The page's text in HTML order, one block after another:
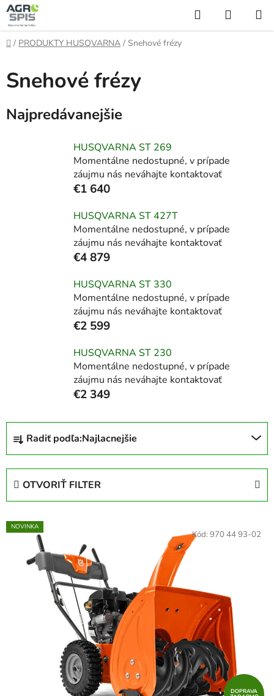
Prejsť
na
obsah
Hľadať
KOŠÍK
Domov
/ PRODUKTY HUSQVARNA / Snehové frézy
Snehové frézy
Najpredávanejšie
HUSQVARNA ST 269
Momentálne nedostupné, v prípade
záujmu nás neváhajte kontaktovať
€1 640
HUSQVARNA ST 427T
Momentálne nedostupné, v prípade
záujmu nás neváhajte kontaktovať
€4 879
HUSQVARNA ST 330
Momentálne nedostupné, v prípade
záujmu nás neváhajte kontaktovať
€2 599
HUSQVARNA ST 230
Momentálne nedostupné, v prípade
záujmu nás neváhajte kontaktovať
€2 349
R
d
e
Radiť podľa:Najlacnejšie
OTVORIŤ FILTER
V
ý
NOVINKA
DOPRAVA
Kód: 970 44 93-02